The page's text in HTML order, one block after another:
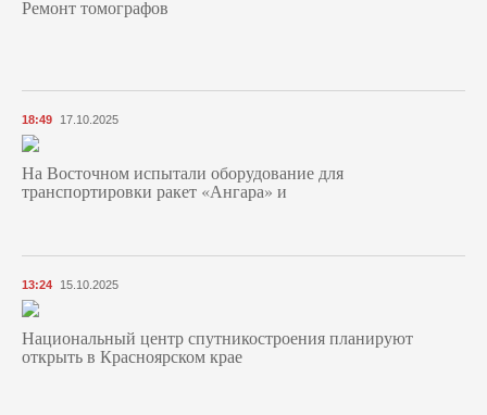
Ремонт томографов
18:49 17.10.2025
На Восточном испытали оборудование для
транспортировки ракет «Ангара» и
13:24 15.10.2025
Национальный центр спутникостроения планируют
открыть в Красноярском крае